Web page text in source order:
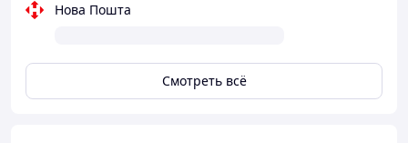
❌ Нельзя отбеливать
Нова Пошта
Смотреть всё